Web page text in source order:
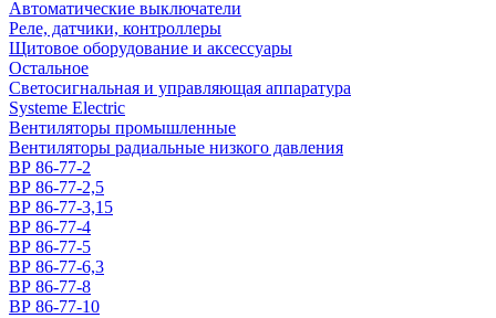
Автоматические выключатели
Реле, датчики, контроллеры
Щитовое оборудование и аксессуары
Остальное
Светосигнальная и управляющая аппаратура
Systeme Electric
Вентиляторы промышленные
Вентиляторы радиальные низкого давления
ВР 86-77-2
ВР 86-77-2,5
ВР 86-77-3,15
ВР 86-77-4
ВР 86-77-5
ВР 86-77-6,3
ВР 86-77-8
ВР 86-77-10